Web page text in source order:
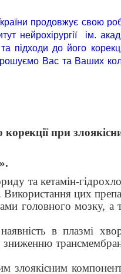
продовжує свою
нейрохірургії ім.
підходи до його
Вас та Ваших
при
та кетамін-
цих
головного мозку, а
в плазмі
зниженню
злоякісним